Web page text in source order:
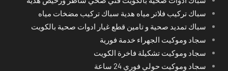
سباك تركيب فلاتر مياه هدية سباك تركيب مضخات مياه
سباك تمديد صحية و تامين قطع غيار ادوات صحية بالكويت
سجاد وموكيت الجهراء خدمة فورية
سجاد وموكيت تشكيلة فاخرة الكويت
سجاد وموكيت حولي فوري 24 ساعة